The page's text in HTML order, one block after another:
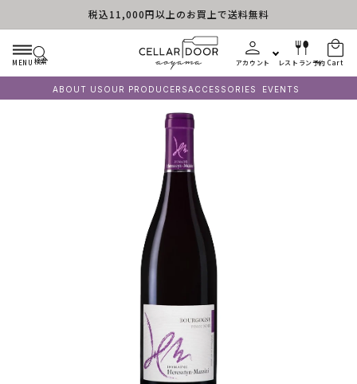
Skip to content税込11,000円以上のお買上で送料無料
MENU 検索 アカウント レストラン予約 Cart
ABOUT US OUR PRODUCERSACCESSORIES EVENTS